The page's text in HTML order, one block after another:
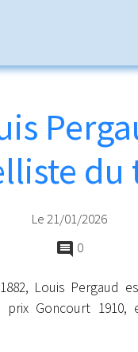
du
Le 21/01/2026
0
Louis Pergaud
prix Goncourt 1910,